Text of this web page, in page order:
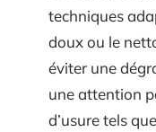
techniques
doux ou le
éviter une
une attention
d’usure tels